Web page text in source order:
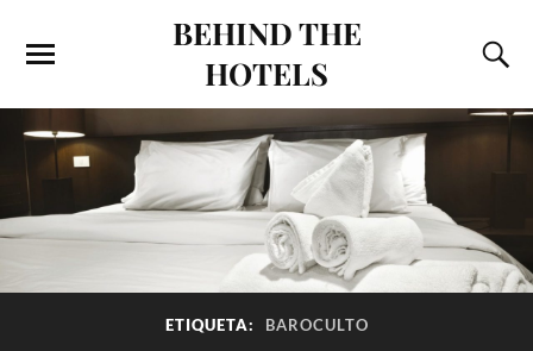
BEHIND THE
HOTELS
ETIQUETA: BAROCULTO